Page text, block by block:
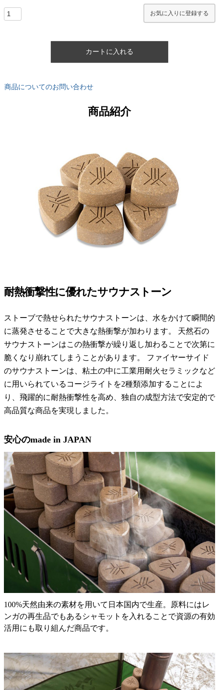
お気に入りに登録する
カートに入れる
商品についてのお問い合わせ
商品紹介
耐熱衝撃性に優れたサウナストーン
ストーブで熱せられたサウナストーンは、水をかけて瞬間的
に蒸発させることで大きな熱衝撃が加わります。 天然石の
サウナストーンはこの熱衝撃が繰り返し加わることで次第に
脆くなり崩れてしまうことがあります。 ファイヤーサイド
のサウナストーンは、粘土の中に工業用耐火セラミックなど
に用いられているコージライトを2種類添加することによ
り、飛躍的に耐熱衝撃性を高め、独自の成型方法で安定的で
高品質な商品を実現しました。
安心のmade in JAPAN
100%天然由来の素材を用いて日本国内で生産。原料にはレ
ンガの再生品でもあるシャモットを入れることで資源の有効
活用にも取り組んだ商品です。